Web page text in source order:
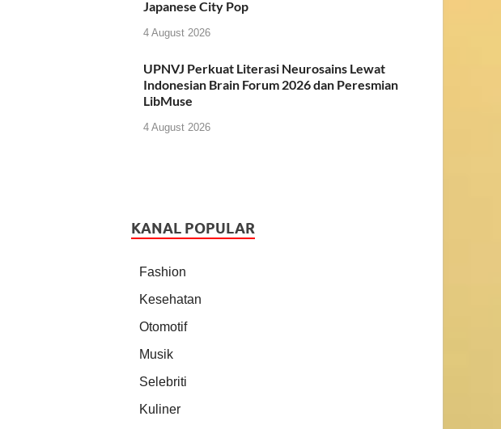
Japanese City Pop
4 August 2026
UPNVJ Perkuat Literasi Neurosains Lewat
Indonesian Brain Forum 2026 dan Peresmian
LibMuse
4 August 2026
KANAL POPULAR
Fashion
Kesehatan
Otomotif
Musik
Selebriti
Kuliner